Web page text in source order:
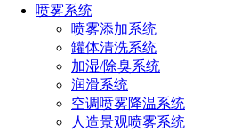
喷雾系统
喷雾添加系统
罐体清洗系统
加湿/除臭系统
润滑系统
空调喷雾降温系统
人造景观喷雾系统
水泥厂脱硝喷枪技术为水泥行业
决方案。通过采用这一先进技术，水
减轻环境压力，实现绿色、可持续发
不断进步，我们期待水泥厂脱硝喷枪
到应用和推广，共同为环保事业贡献